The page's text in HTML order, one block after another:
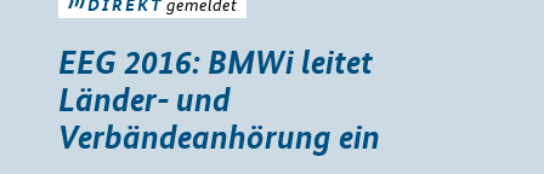
EEG 2016: BMWi leitet
Länder- und
Verbändeanhörung ein